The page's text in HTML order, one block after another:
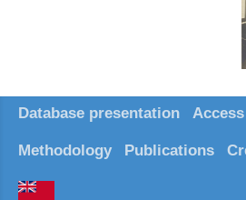
Database presentation
Methodology Publications